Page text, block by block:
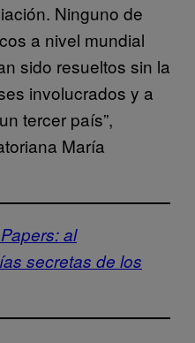
Ninguno de
a nivel mundial
sido resueltos sin la
involucrados y a
tercer país”,
María
al
secretas de los